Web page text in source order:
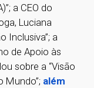
a CEO do
Luciana
Inclusiva”; a
de Apoio às
sobre a “Visão
Mundo”; além